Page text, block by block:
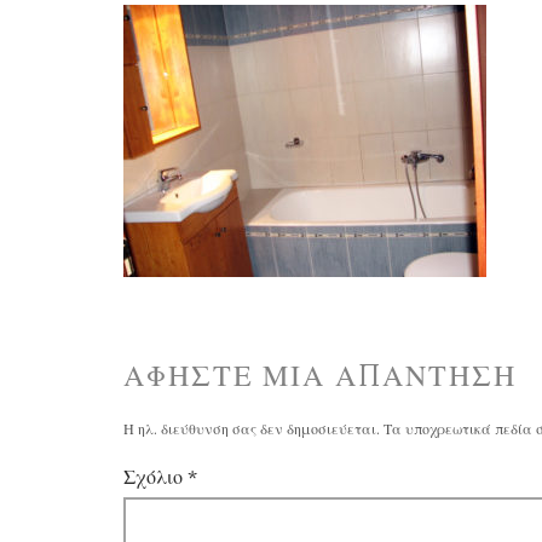
ΑΦΉΣΤΕ ΜΙΑ ΑΠΆΝΤΗΣΗ
Η ηλ. διεύθυνση σας δεν δημοσιεύεται. Τα υποχρεωτικά πεδία
Σχόλιο *